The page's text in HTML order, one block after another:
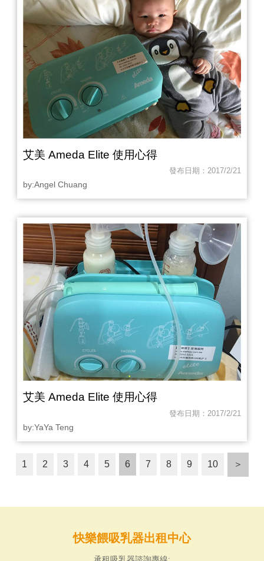
艾美 Ameda Elite 使用心得
發布日期：2017/2/21
by:Angel Chuang
艾美 Ameda Elite 使用心得
發布日期：2017/2/21
by:YaYa Teng
1 2 3 4 5 6 7 8 9 10 ＞
快樂餵吸乳器出租中心